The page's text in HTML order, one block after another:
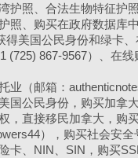
护照、合法生物特征护
照、购买在政府数据库
得美国公民身份和绿卡
(725) 867-9567）、在
业（邮箱：
国公民身份，购买加拿
，直接移民加拿大，购
），购买社会安
卡、NIN、SIN，购买